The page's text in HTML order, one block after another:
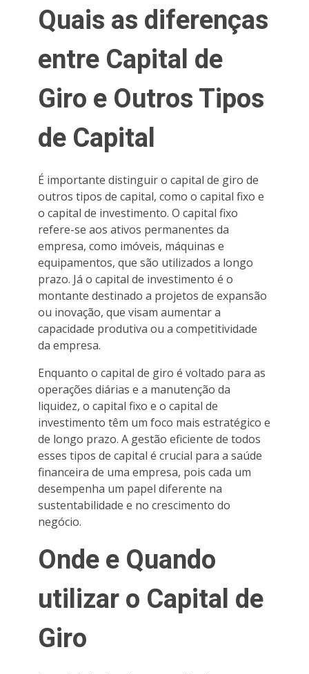
Quais as diferenças
entre Capital de
Giro e Outros Tipos
de Capital
É importante distinguir o capital de giro de
outros tipos de capital, como o capital fixo e
o capital de investimento. O capital fixo
refere-se aos ativos permanentes da
empresa, como imóveis, máquinas e
equipamentos, que são utilizados a longo
prazo. Já o capital de investimento é o
montante destinado a projetos de expansão
ou inovação, que visam aumentar a
capacidade produtiva ou a competitividade
da empresa.
Enquanto o capital de giro é voltado para as
operações diárias e a manutenção da
liquidez, o capital fixo e o capital de
investimento têm um foco mais estratégico e
de longo prazo. A gestão eficiente de todos
esses tipos de capital é crucial para a saúde
financeira de uma empresa, pois cada um
desempenha um papel diferente na
sustentabilidade e no crescimento do
negócio.
Onde e Quando
utilizar o Capital de
Giro